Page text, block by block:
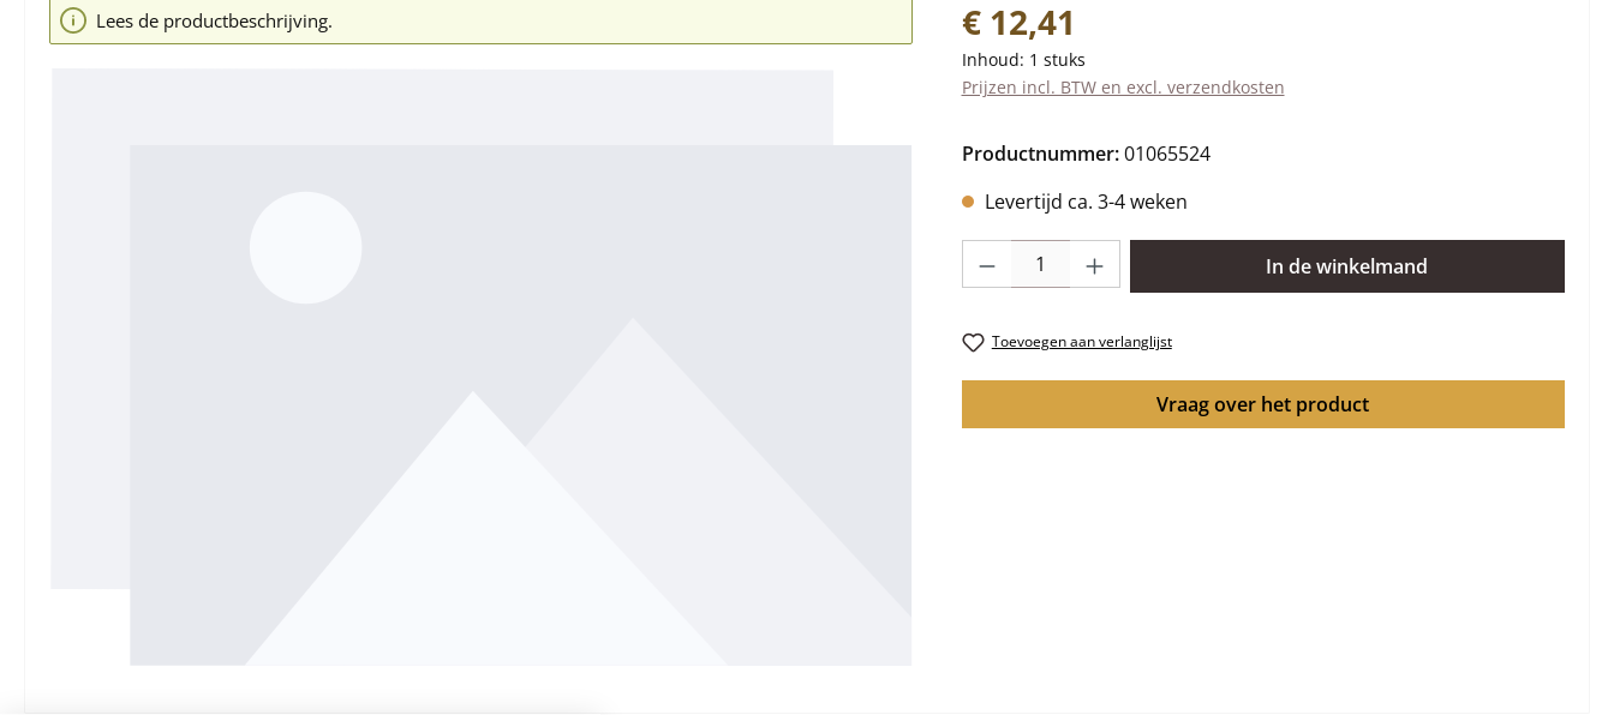
Afbeeldingengalerij overslaan
Lees de productbeschrijving. Normale prijs:
€ 12,41
Inhoud: 1 stuks
Prijzen incl. BTW en excl. verzendkosten
Productnummer:01065524
Levertijd ca. 3-4 weken
Producthoeveelheid: Voer de gewenste hoeveelheid in of gebruik de knoppen
In de winkelmand
Toevoegen aan verlanglijst
Vraag over het product